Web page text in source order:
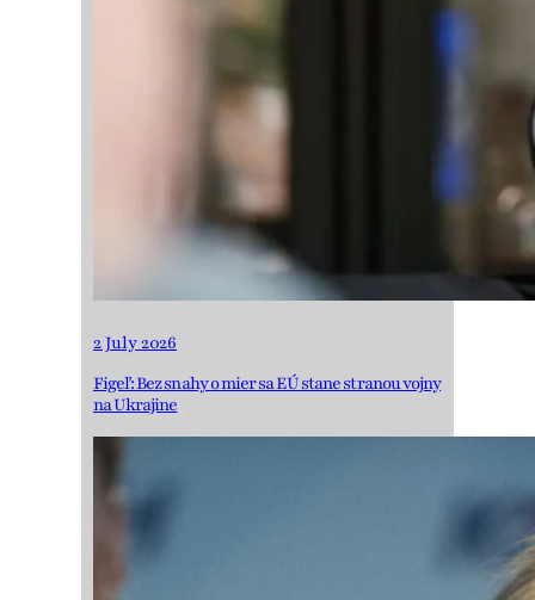
2 July 2026
Figeľ: Bez snahy o mier sa EÚ stane stranou vojny
na Ukrajine